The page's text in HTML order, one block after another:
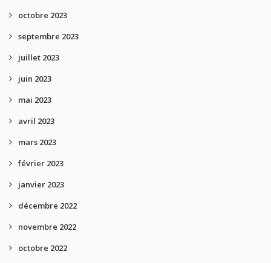
octobre 2023
septembre 2023
juillet 2023
juin 2023
mai 2023
avril 2023
mars 2023
février 2023
janvier 2023
décembre 2022
novembre 2022
octobre 2022